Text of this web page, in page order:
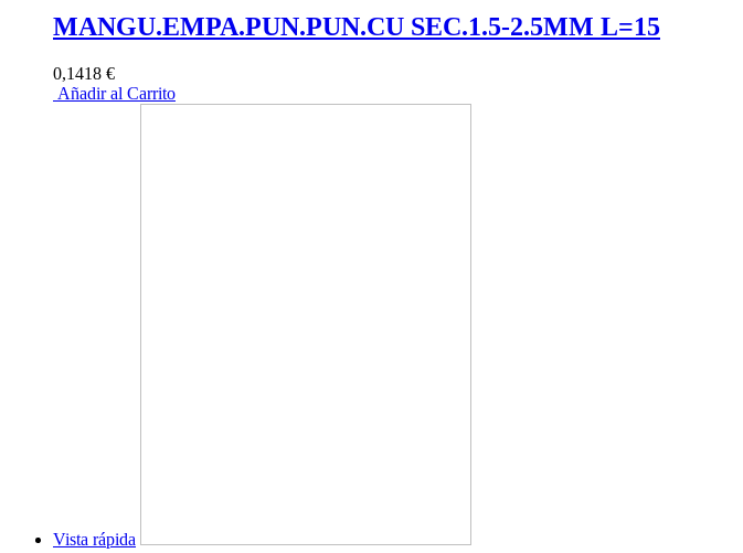
MANGU.EMPA.PUN.PUN.CU SEC.1.5-2.5MM L=15
0,1418 €
Añadir al Carrito
Vista rápida